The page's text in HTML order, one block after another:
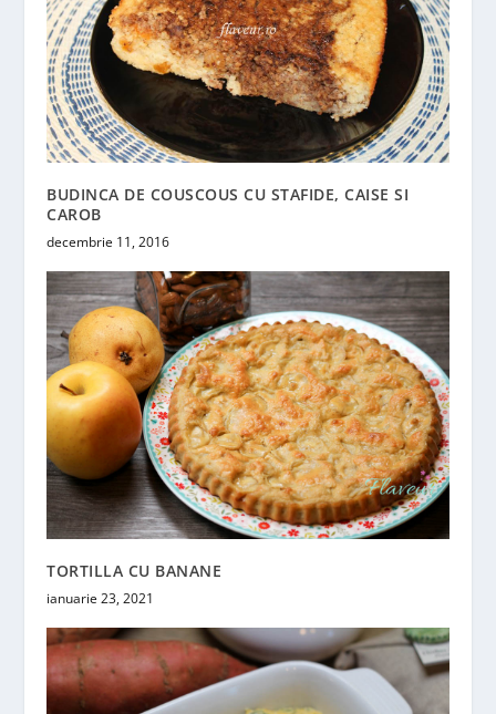
BUDINCA DE COUSCOUS CU STAFIDE, CAISE SI
CAROB
decembrie 11, 2016
TORTILLA CU BANANE
ianuarie 23, 2021